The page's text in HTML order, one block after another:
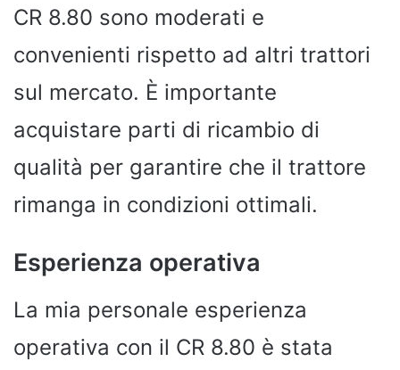
CR 8.80 sono moderati e
convenienti rispetto ad altri trattori
sul mercato. È importante
acquistare parti di ricambio di
qualità per garantire che il trattore
rimanga in condizioni ottimali.
Esperienza operativa
La mia personale esperienza
operativa con il CR 8.80 è stata